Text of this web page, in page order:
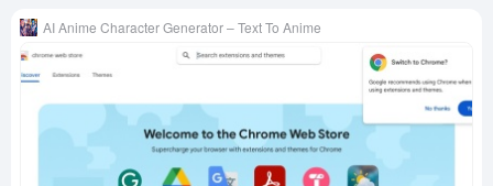
AI Anime Character Generator – Text To Anime